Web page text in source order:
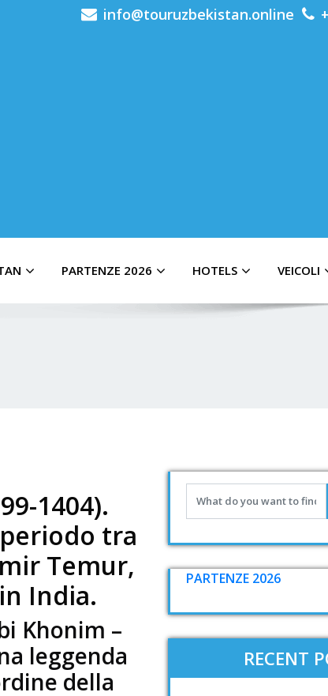
info@touruzbekistan.online
PARTENZE 2026 HOTELS VEICOLI
1404).
tra
Temur,
India.
Khonim –
leggenda
della
PARTENZE 2026
RECENT